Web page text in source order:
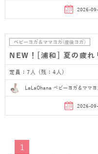
2026-
ベビーヨガ＆ママヨガ(産後ヨガ)
定員：7人 (残：4人)
LaLaOhana ベビーヨガ＆ママヨ
2026-
1